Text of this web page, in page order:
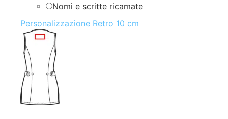
Nomi e scritte ricamate
Personalizzazione Retro 10 cm